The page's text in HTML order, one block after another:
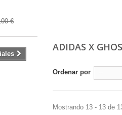
€
ADIDAS X
Ordenar por --
Mostrando 13 - 13 de